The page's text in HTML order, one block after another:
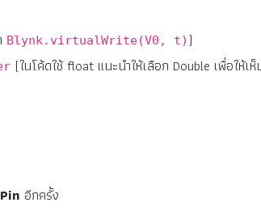
Blynk.virtualWrite(V0, t) )
(ในโค้ดใช้ float แนะนำให้เลือก Double เพื่อให้เ
อีกครั้ง